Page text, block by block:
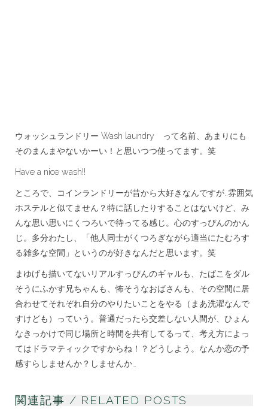
ウォッシュランドリー Wash laundry って名前、あまりにも
そのまんまやないかーい！と思いつつ使ってます。笑
Have a nice wash!!
ところで、コインランドリーが昔から大好きなんですが..雰囲気
ホステルと似てません？特に話したりすることはないけど、み
んな思い思いにくつろいで待ってる感じ。心のすっぴんのかん
じ。多分わたし、「他人同士がくつろぎながら適当にたむろす
る雑多な空間」というのが好きなんだと思います。笑
まゆげも描いてないリアルすっぴんのギャルも、たばこをダル
そうにふかす兄ちゃんも、怖そうなおばさんも、その空間に居
合わせてそれぞれ自分のやりたいことをやる（まあ洗濯なんで
すけども）っていう。普通だったら交差しない人間が、ひょん
なきっかけで同じ場所と時間を共有してるって、考え方によっ
てはドラマティックですからね！？どうしよう。なんか恋の予
感すらしませんか？しませんか…
関連記事 / RELATED POSTS